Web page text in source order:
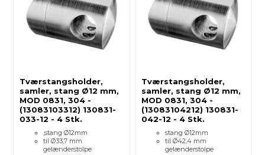
Tværstangsholder,
samler, stang Ø12 mm,
MOD 0831, 304 -
(13083103312) 130831-
033-12 - 4 Stk.
,stang Ø12mm
til Ø33,7 mm
gelænderstolpe
Tværstangsholder,
samler, stang Ø12 mm,
MOD 0831, 304 -
(13083104212) 130831-
042-12 - 4 Stk.
stang Ø12mm
til Ø42,4 mm
gelænderstolpe